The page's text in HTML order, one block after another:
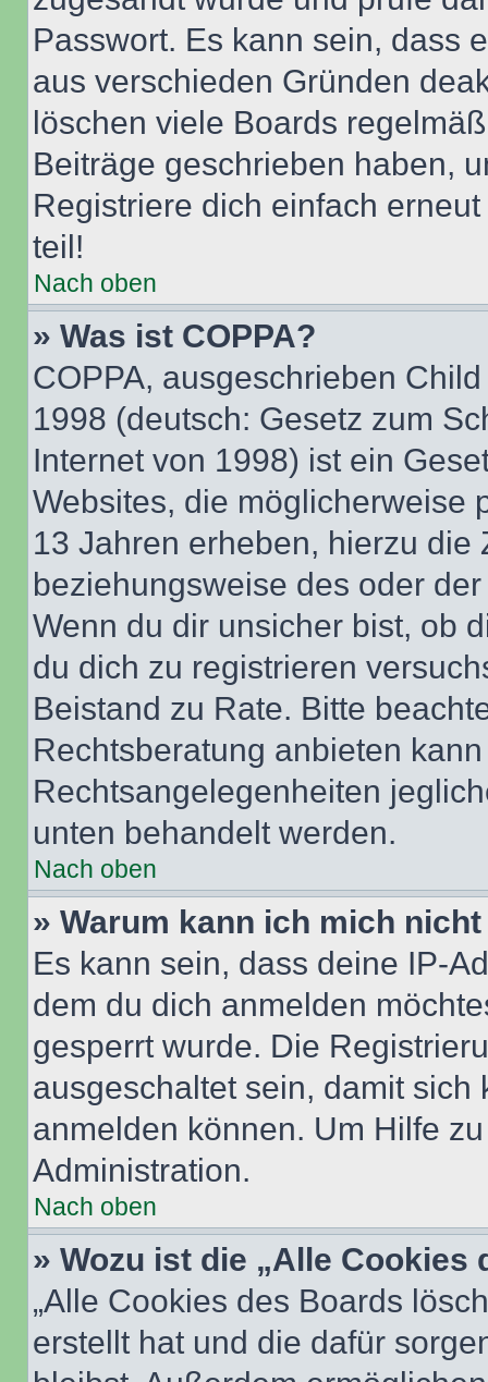
Passwort. Es kann sein, dass
aus verschieden Gründen
löschen viele Boards
Beiträge geschrieben haben,
Registriere dich einfach
teil!
Nach oben
» Was ist COPPA?
COPPA, ausgeschrieben
1998 (deutsch: Gesetz zum
Internet von 1998) ist ein
Websites, die möglicherweise
13 Jahren erheben, hierzu die
beziehungsweise des oder
Wenn du dir unsicher bist, ob
du dich zu registrieren
Beistand zu Rate. Bitte
Rechtsberatung anbieten
Rechtsangelegenheiten
unten behandelt werden.
Nach oben
» Warum kann ich mich
Es kann sein, dass deine IP-
dem du dich anmelden
gesperrt wurde. Die
ausgeschaltet sein, damit
anmelden können. Um Hilfe
Administration.
Nach oben
» Wozu ist die „Alle
„Alle Cookies des Boards
erstellt hat und die dafür